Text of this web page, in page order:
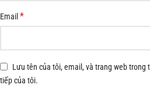
Email *
Lưu tên của tôi, email, và trang web trong
tiếp của tôi.